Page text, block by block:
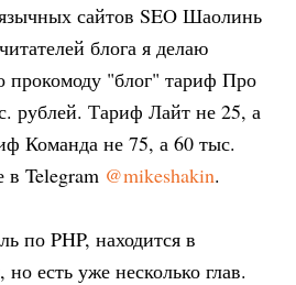
сайтов SEO Шаолинь
блога я делаю
"блог" тариф Про
рублей. Тариф Лайт не 25, а
Команда не 75, а 60 тыс.
Telegram @mikeshakin.
по PHP, находится в
есть уже несколько глав.